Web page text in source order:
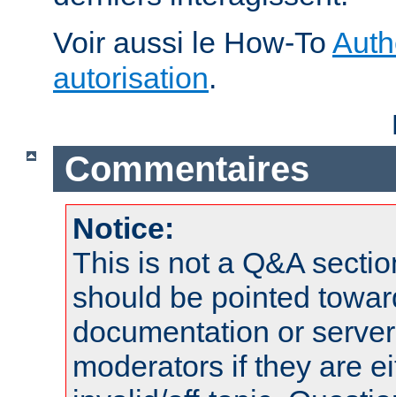
Voir aussi le How-To
autorisation.
Commentaires
Notice:
This is not a Q&A
should be pointed
documentation or
moderators if they are